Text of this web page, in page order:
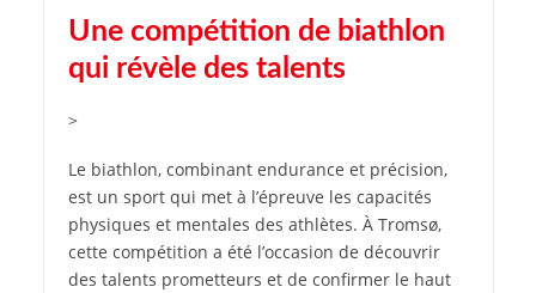
Une compétition de biathlon
qui révèle des talents
>
Le biathlon, combinant endurance et précision,
est un sport qui met à l’épreuve les capacités
physiques et mentales des athlètes. À Tromsø,
cette compétition a été l’occasion de découvrir
des talents prometteurs et de confirmer le haut